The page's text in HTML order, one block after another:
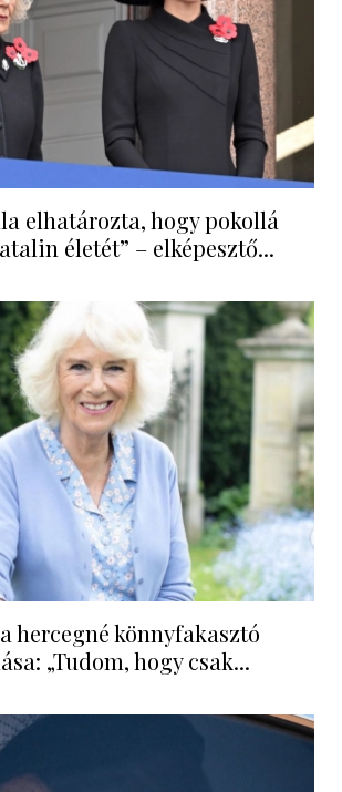
elhatározta, hogy pokollá
életét” – elképesztő...
hercegné könnyfakasztó
„Tudom, hogy csak...